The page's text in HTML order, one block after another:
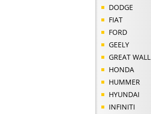
DODGE
FIAT
FORD
GEELY
GREAT WALL
HONDA
HUMMER
HYUNDAI
INFINITI